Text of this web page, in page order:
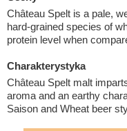
Château Spelt is a pale,
hard-grained species of
protein level when
Charakterystyka
Château Spelt malt
aroma and an earthy
Saison and Wheat beer